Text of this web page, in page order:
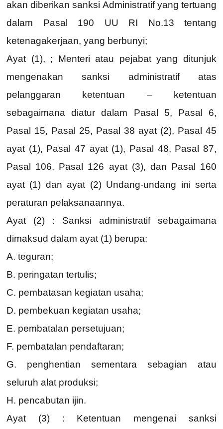
akan diberikan sanksi Administratif yang tertuang
dalam Pasal 190 UU RI No.13 tentang
ketenagakerjaan, yang berbunyi;
Ayat (1), ; Menteri atau pejabat yang ditunjuk
mengenakan sanksi administratif atas
pelanggaran ketentuan – ketentuan
sebagaimana diatur dalam Pasal 5, Pasal 6,
Pasal 15, Pasal 25, Pasal 38 ayat (2), Pasal 45
ayat (1), Pasal 47 ayat (1), Pasal 48, Pasal 87,
Pasal 106, Pasal 126 ayat (3), dan Pasal 160
ayat (1) dan ayat (2) Undang-undang ini serta
peraturan pelaksanaannya.
Ayat (2) : Sanksi administratif sebagaimana
dimaksud dalam ayat (1) berupa:
A. teguran;
B. peringatan tertulis;
C. pembatasan kegiatan usaha;
D. pembekuan kegiatan usaha;
E. pembatalan persetujuan;
F. pembatalan pendaftaran;
G. penghentian sementara sebagian atau
seluruh alat produksi;
H. pencabutan ijin.
Ayat (3) : Ketentuan mengenai sanksi